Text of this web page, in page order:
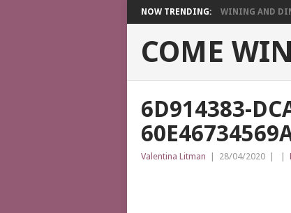
NOW TRENDING: WINING AND
COME
6D914383-
Valentina Litman 28/04/2020